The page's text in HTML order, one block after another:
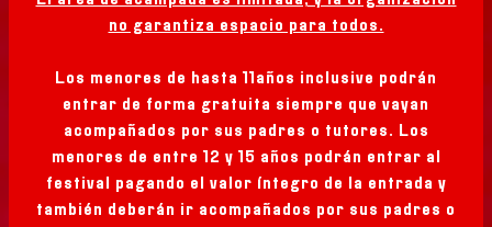
CARTEL
no garantiza espacio para todos.
Los menores de hasta 11años inclusive podrán
entrar de forma gratuita siempre que vayan
acompañados por sus padres o tutores. Los
menores de entre 12 y 15 años podrán entrar al
festival pagando el valor íntegro de la entrada y
también deberán ir acompañados por sus padres o